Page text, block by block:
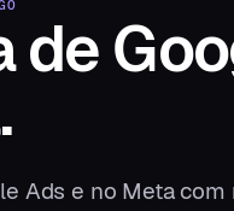
de
.
Ads e no Meta